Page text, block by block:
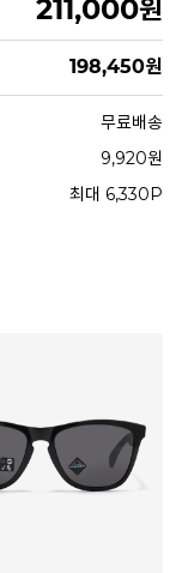
211,000원
198,450원
무료배송
9,920원
최대 6,330P